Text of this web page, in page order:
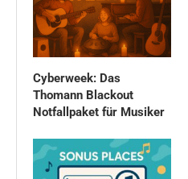
Cyberweek: Das
Thomann Blackout
Notfallpaket für Musiker